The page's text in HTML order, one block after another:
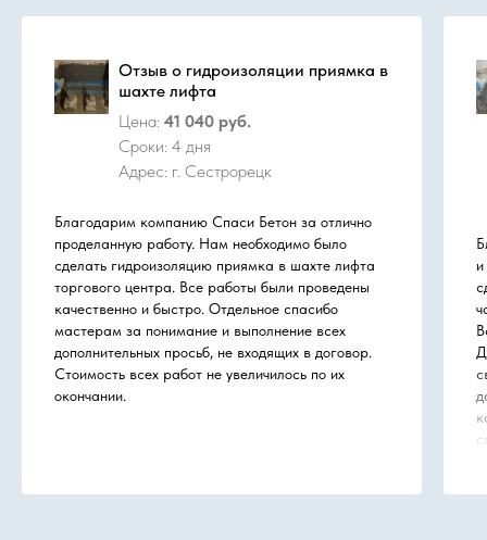
Отзыв о гидроизоляции приямка в
шахте лифта
Цена: 41 040 руб.
Сроки: 4 дня
Адрес: г. Сестрорецк
Благодарим компанию Спаси Бетон за отлично
проделанную работу. Нам необходимо было
сделать гидроизоляцию приямка в шахте лифта
торгового центра. Все работы были проведены
качественно и быстро. Отдельное спасибо
мастерам за понимание и выполнение всех
дополнительных просьб, не входящих в договор.
Стоимость всех работ не увеличилось по их
окончании.